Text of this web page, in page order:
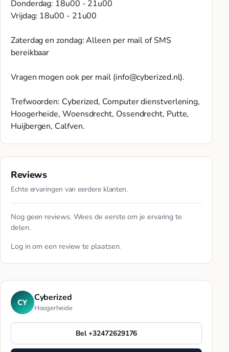
Donderdag: 18u00 - 21u00
Vrijdag: 18u00 - 21u00
Zaterdag en zondag: Alleen per mail of SMS
bereikbaar
Vragen mogen ook per mail (info@cyberized.nl).
Trefwoorden: Cyberized, Computer dienstverlening,
Hoogerheide, Woensdrecht, Ossendrecht, Putte,
Huijbergen, Calfven.
Reviews
Echte ervaringen van eerdere klanten.
Nog geen reviews. Wees de eerste om je ervaring te
delen.
Log in om een review te plaatsen.
CY Cyberized
Hoogerheide
Bel +32472629176